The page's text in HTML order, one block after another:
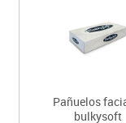
Pañuelos
bulkysoft